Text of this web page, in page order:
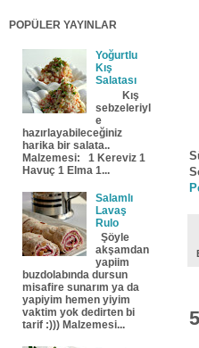
POPÜLER YAYINLAR
Yoğurtlu
Kış
Salatası
Kış
sebzeleriyl
e
hazırlayabileceğiniz
harika bir salata..
Malzemesi: 1 Kereviz 1
Havuç 1 Elma 1...
Salamlı
Lavaş
Rulo
Şöyle
akşamdan
yapiim
buzdolabında dursun
misafire sunarım ya da
yapiyim hemen yiyim
vaktim yok dedirten bi
tarif :))) Malzemesi...